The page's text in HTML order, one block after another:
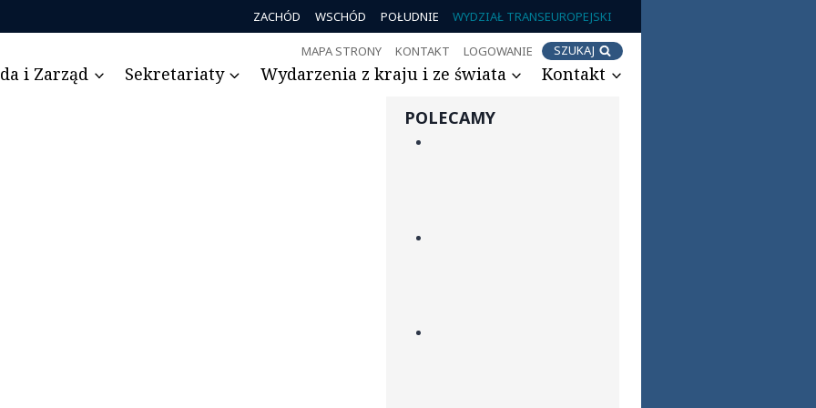
ZACHÓD WSCHÓD POŁUDNIE WYDZIAŁ TRANSEUROPEJSKI
MAPA STRONY KONTAKT LOGOWANIE SZUKAJ
i Zarząd Sekretariaty Wydarzenia z kraju i ze świata Kontakt
POLECAMY